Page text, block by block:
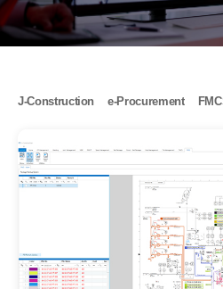
J-Construction e-Procurement